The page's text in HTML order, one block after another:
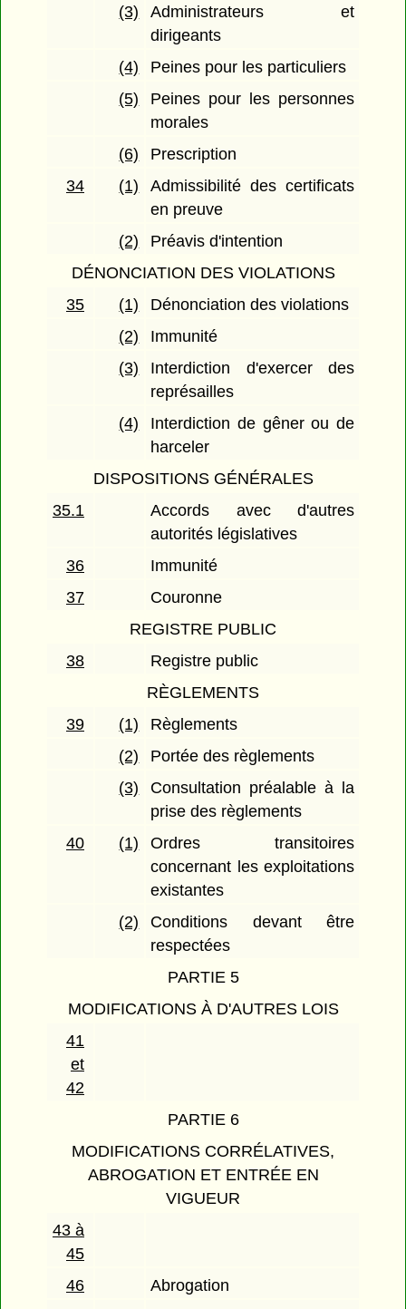
(3)
Administrateurs et
dirigeants
(4)
Peines pour les particuliers
(5)
Peines pour les personnes
morales
(6)
Prescription
34
(1)
Admissibilité des certificats
en preuve
(2)
Préavis d'intention
DÉNONCIATION DES VIOLATIONS
35
(1)
Dénonciation des violations
(2)
Immunité
(3)
Interdiction d'exercer des
représailles
(4)
Interdiction de gêner ou de
harceler
DISPOSITIONS GÉNÉRALES
35.1
Accords avec d'autres
autorités législatives
36
Immunité
37
Couronne
REGISTRE PUBLIC
38
Registre public
RÈGLEMENTS
39
(1)
Règlements
(2)
Portée des règlements
(3)
Consultation préalable à la
prise des règlements
40
(1)
Ordres transitoires
concernant les exploitations
existantes
(2)
Conditions devant être
respectées
PARTIE 5
MODIFICATIONS À D'AUTRES LOIS
41
et
42
PARTIE 6
MODIFICATIONS CORRÉLATIVES,
ABROGATION ET ENTRÉE EN
VIGUEUR
43 à
45
46
Abrogation